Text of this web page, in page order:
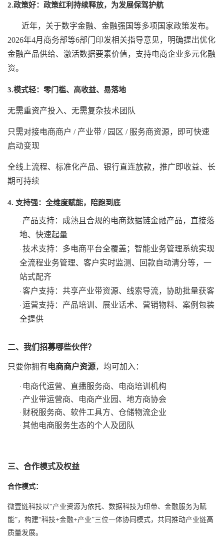
2.政策好：政策红利持续释放，为发展保驾护航
近年，关于数字金融、金融强国等多项国家政策发布。
2026年4月商务部等6部门印发相关指导意见，明确提出优化
金融产品供给、激活数据要素价值，支持电商企业多元化融
资。
3.模式轻：零门槛、高收益、易落地
无需重资产投入、无需复杂技术团队
只需对接电商商户 / 产业带 / 园区 / 服务商资源，即可快速
启动变现
全线上流程、标准化产品、银行直连放款，推广即收益、长
期可持续
4. 支持强：全维度赋能，陪跑到底
· 产品支持：成熟且合规的电商数据链金融产品，直接落
地、快速起量
· 技术支持：多电商平台全覆盖；智能业务管理系统实现
全流程业务管理、客户实时监测、回款自动清分等，一
站式配齐
· 客户支持：共享产业带资源、线索导流，协助批量获客
· 运营支持：产品培训、展业话术、营销物料、案例包装
全提供
二、我们招募哪些伙伴？
只要你拥有电商商户资源，均可加入：
· 电商代运营、直播服务商、电商培训机构
· 产业带运营商、电商产业园、地方商协会
· 财税服务商、 软件工具方、仓储物流企业
· 其他电商服务生态的个人及团队
三、 合作模式及权益
合作模式：
微壹链科技以“产业资源为依托、数据科技为纽带、金融服务为赋
能”，构建“科技+金融+产业”三位一体协同模式，共同推动产业链高
质量发展。